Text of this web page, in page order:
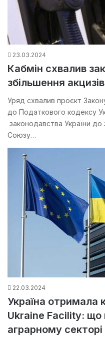
23.03.2024
Кабмін схвалив
збільшення
Уряд схвалив проєкт
до Податкового кодексу
законодавства України
Союзу…
22.03.2024
Україна отримала
Ukraine Facility: що
аграрному секторі